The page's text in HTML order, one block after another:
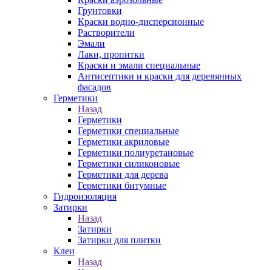
Грунтовки
Краски водно-дисперсионные
Растворители
Эмали
Лаки, пропитки
Краски и эмали специальные
Антисептики и краски для деревянных
фасадов
Герметики
Назад
Герметики
Герметики специальные
Герметики акриловые
Герметики полиуретановые
Герметики силиконовые
Герметики для дерева
Герметики битумные
Гидроизоляция
Затирки
Назад
Затирки
Затирки для плитки
Клеи
Назад